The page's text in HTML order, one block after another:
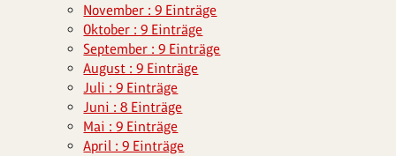
November : 9 Einträge
Oktober : 9 Einträge
September : 9 Einträge
August : 9 Einträge
Juli : 9 Einträge
Juni : 8 Einträge
Mai : 9 Einträge
April : 9 Einträge